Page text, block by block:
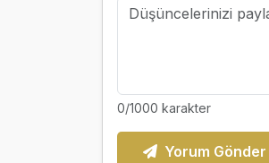
0/1000 karakter
Yorum Gönder